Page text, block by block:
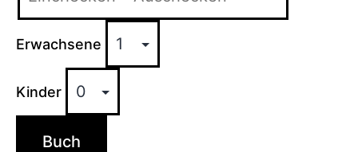
Erwachsene
Kinder
Buch